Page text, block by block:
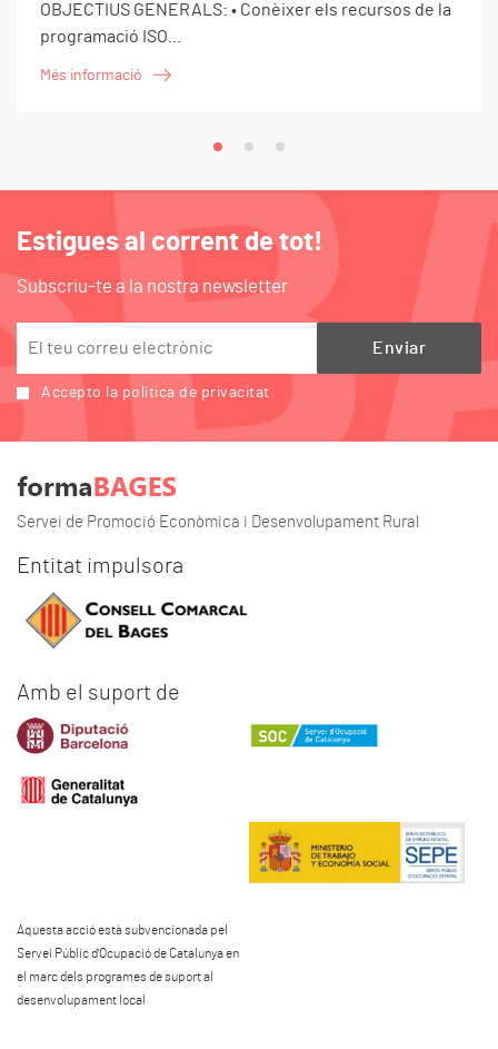
OBJECTIUS GENERALS: • Conèixer els recursos de la
programació ISO...
Més informació
Estigues al corrent de tot!
Subscriu-te a la nostra newsletter
Accepto la política de privacitat
Servei de Promoció Econòmica i Desenvolupament Rural
Entitat impulsora
Amb el suport de
Aquesta acció està subvencionada pel
Servei Públic d'Ocupació de Catalunya en
el marc dels programes de suport al
desenvolupament local